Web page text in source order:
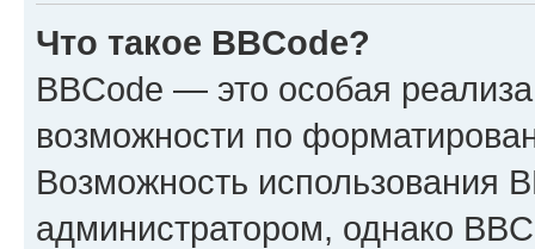
Что такое BBCode?
BBCode — это особая
возможности по
Возможность использования
администратором, однако